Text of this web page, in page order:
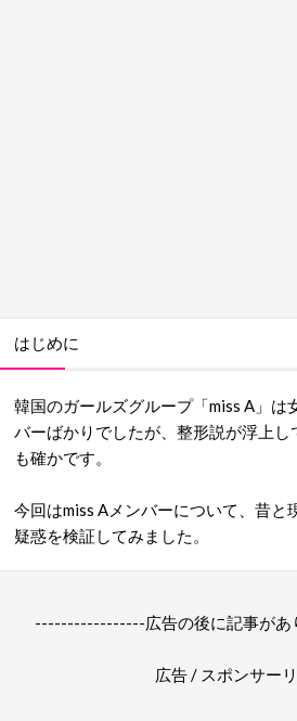
はじめに
韓国のガールズグループ「miss A」は
バーばかりでしたが、整形説が浮上
も確かです。
今回はmiss Aメンバーについて、昔と
疑惑を検証してみました。
-----------------広告の後に記事が
広告 / スポンサー